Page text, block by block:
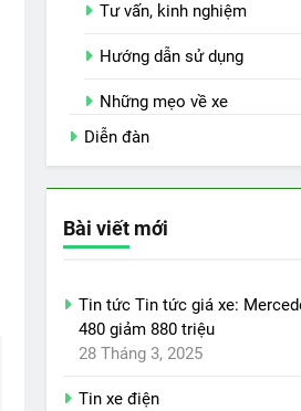
Tư vấn, kinh nghiệm
Hướng dẫn sử dụng
Những mẹo về xe
Diễn đàn
Bài viết mới
Tin tức Tin tức giá xe:
480 giảm 880 triệu
28 Tháng 3, 2025
Tin xe điện